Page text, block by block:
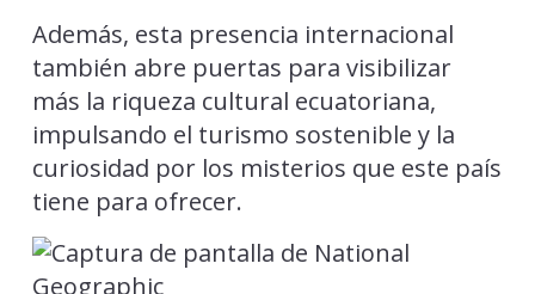
Además, esta presencia internacional
también abre puertas para visibilizar
más la riqueza cultural ecuatoriana,
impulsando el turismo sostenible y la
curiosidad por los misterios que este país
tiene para ofrecer.